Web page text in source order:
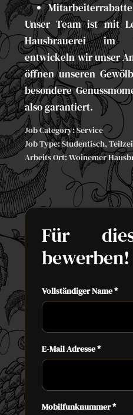
Mitarbeiterrabatte
Unser Team ist mit
Hausbrauerei im
entwickeln wir unser
öffnen unseren
besondere
also garantiert.
Job Category:Service
Job Type:Studentisch
Arbeits Ort:Woinemer
Für
bewerben!
Vollständiger Name*
E-Mail Adresse*
Mobilfunknummer*